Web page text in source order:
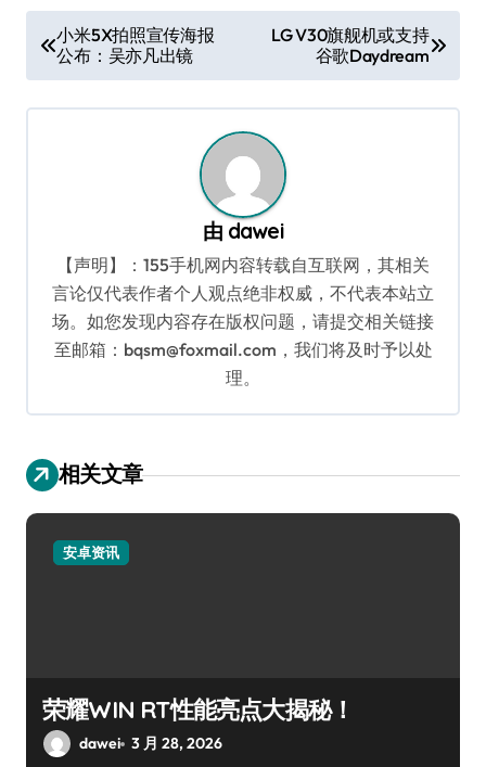
章
导
小米5X拍照宣传海报
公布：吴亦凡出镜
LG V30旗舰机或支持
谷歌Daydream
由 dawei
【声明】：155手机网内容转载自互联网，其相关
言论仅代表作者个人观点绝非权威，不代表本站立
场。如您发现内容存在版权问题，请提交相关链接
至邮箱：bqsm@foxmail.com，我们将及时予以处
理。
相关文章
安卓资讯
荣耀WIN RT性能亮点大揭秘！
dawei 3 月 28, 2026